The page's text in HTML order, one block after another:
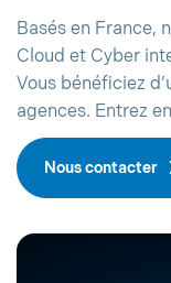
Basés en France,
Cloud et Cyber
Vous bénéficiez
agences. Entrez
Nous contacter